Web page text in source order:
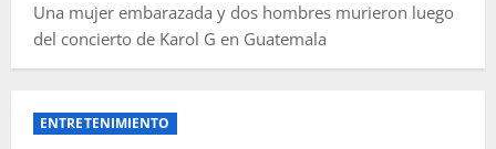
Una mujer embarazada y dos hombres murieron luego
del concierto de Karol G en Guatemala
ENTRETENIMIENTO